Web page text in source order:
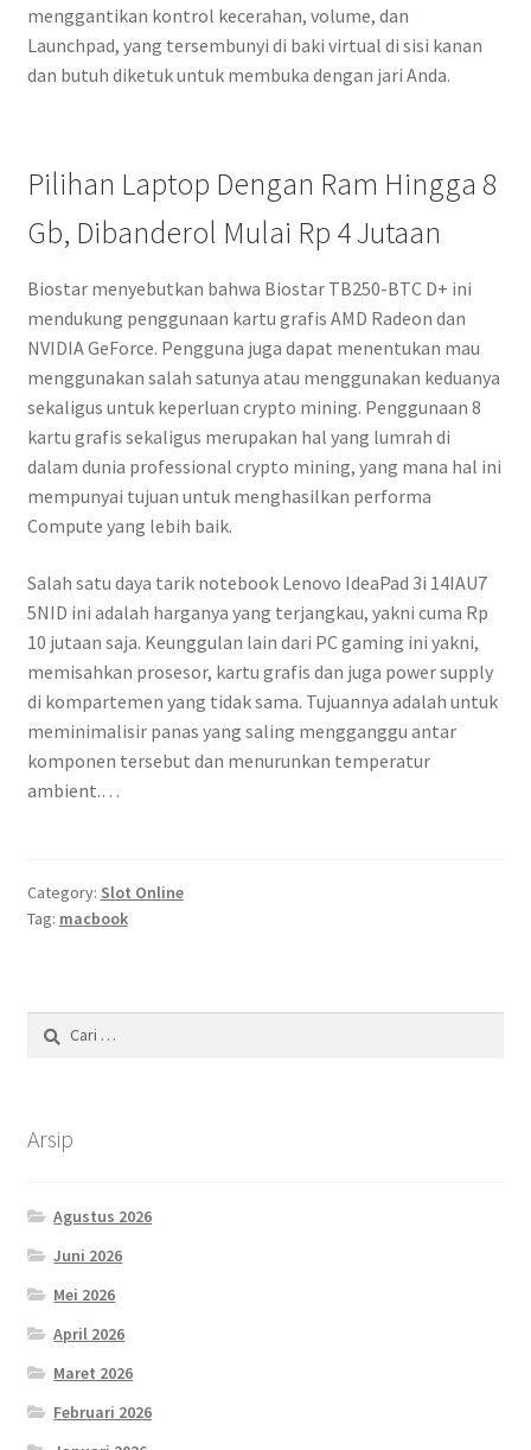
menggantikan kontrol kecerahan, volume, dan
Launchpad, yang tersembunyi di baki virtual di sisi kanan
dan butuh diketuk untuk membuka dengan jari Anda.
Pilihan Laptop Dengan Ram Hingga 8
Gb, Dibanderol Mulai Rp 4 Jutaan
Biostar menyebutkan bahwa Biostar TB250-BTC D+ ini
mendukung penggunaan kartu grafis AMD Radeon dan
NVIDIA GeForce. Pengguna juga dapat menentukan mau
menggunakan salah satunya atau menggunakan keduanya
sekaligus untuk keperluan crypto mining. Penggunaan 8
kartu grafis sekaligus merupakan hal yang lumrah di
dalam dunia professional crypto mining, yang mana hal ini
mempunyai tujuan untuk menghasilkan performa
Compute yang lebih baik.
Salah satu daya tarik notebook Lenovo IdeaPad 3i 14IAU7
5NID ini adalah harganya yang terjangkau, yakni cuma Rp
10 jutaan saja. Keunggulan lain dari PC gaming ini yakni,
memisahkan prosesor, kartu grafis dan juga power supply
di kompartemen yang tidak sama. Tujuannya adalah untuk
meminimalisir panas yang saling mengganggu antar
komponen tersebut dan menurunkan temperatur
ambient.…
Category: Slot Online
Tag: macbook
untuk:
Arsip
Agustus 2026
Juni 2026
Mei 2026
April 2026
Maret 2026
Februari 2026